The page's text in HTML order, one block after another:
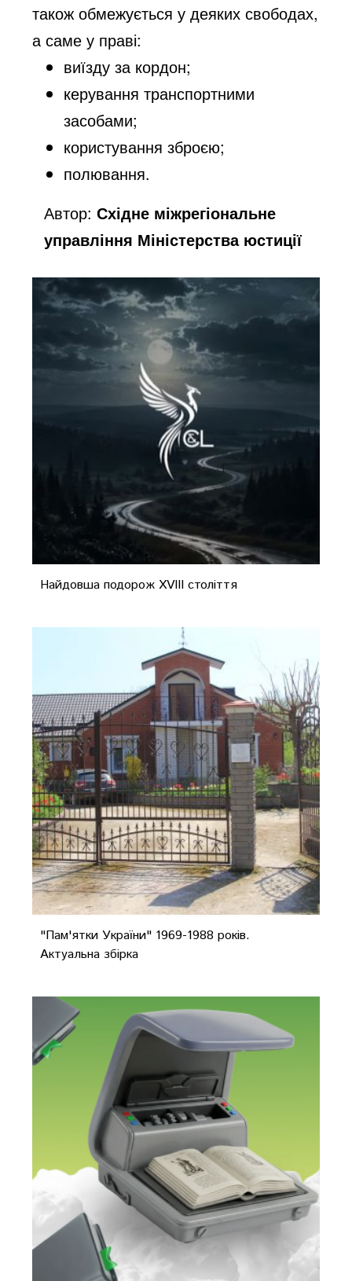
також обмежується у деяких свободах,
а саме у праві:
виїзду за кордон;
керування транспортними
засобами;
користування зброєю;
полювання.
Автор:Східне міжрегіональне
управління Міністерства юстиції
Найдовша подорож XVIII століття
"Пам'ятки України" 1969-1988 років.
Актуальна збірка